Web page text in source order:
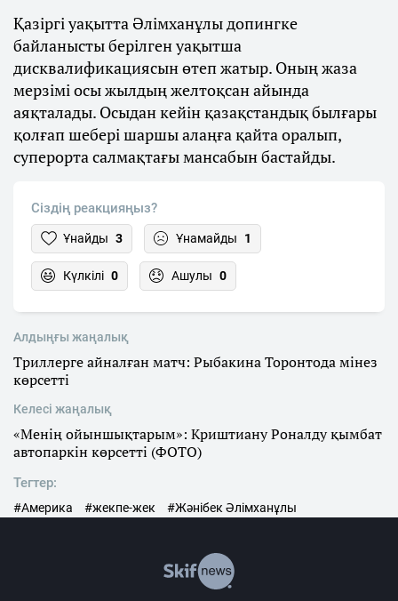
Қазіргі уақытта Әлімханұлы допингке
байланысты берілген уақытша
дисквалификациясын өтеп жатыр. Оның жаза
мерзімі осы жылдың желтоқсан айында
аяқталады. Осыдан кейін қазақстандық былғары
қолғап шебері шаршы алаңға қайта оралып,
суперорта салмақтағы мансабын бастайды.
Сіздің реакцияңыз?
Ұнайды 3 Ұнамайды 1
Күлкілі 0 Ашулы 0
Алдыңғы жаңалық
Триллерге айналған матч: Рыбакина Торонтода мінез
көрсетті
Келесі жаңалық
«Менің ойыншықтарым»: Криштиану Роналду қымбат
автопаркін көрсетті (ФОТО)
Тегтер:
#Америка #жекпе-жек #Жәнібек Әлімханұлы